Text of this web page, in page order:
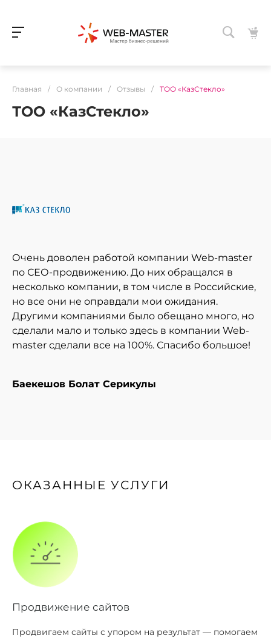
Главная / О компании / Отзывы / ТОО «КазСтекло»
ТОО «КазСтекло»
Очень доволен работой компании Web-master
по СЕО-продвижению. До них обращался в
несколько компании, в том числе в Российские,
но все они не оправдали мои ожидания.
Другими компаниями было обещано много, но
сделали мало и только здесь в компании Web-
master сделали все на 100%. Спасибо большое!
Баекешов Болат Серикулы
ОКАЗАННЫЕ УСЛУГИ
Продвижение сайтов
Продвигаем сайты с упором на результат — помогаем